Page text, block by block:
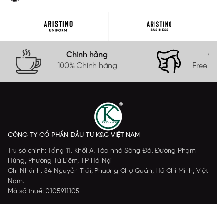
Chính hãng
100% Chính hãng
Free
CÔNG TY CỔ PHẦN ĐẦU TƯ K&G VIỆT NAM
Trụ sở chính: Tầng 11, Khối A, Tòa nhà Sông Đà, Đường Phạm
Hùng, Phường Từ Liêm, TP Hà Nội
Chi Nhánh: 84 Nguyễn Trãi, Phường Chợ Quán, Hồ Chí Minh, Việt
Nam.
Mã số thuế: 0105911105